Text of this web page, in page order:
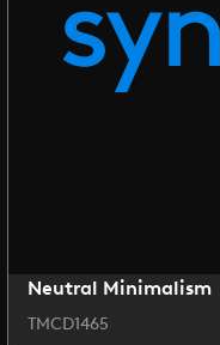
Neutral Minimalism
TMCD1465